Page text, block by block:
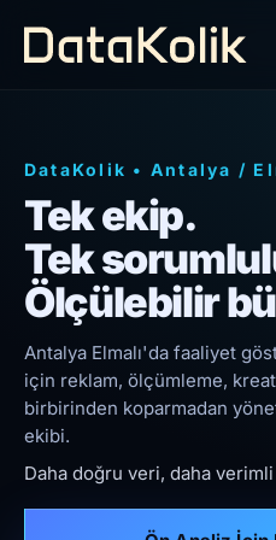
DataKolik • Antalya /
Tek ekip.
Tek
Ölçülebilir
Antalya Elmalı'da faaliyet
için reklam, ölçümleme,
birbirinden koparmadan
ekibi.
Daha doğru veri, daha